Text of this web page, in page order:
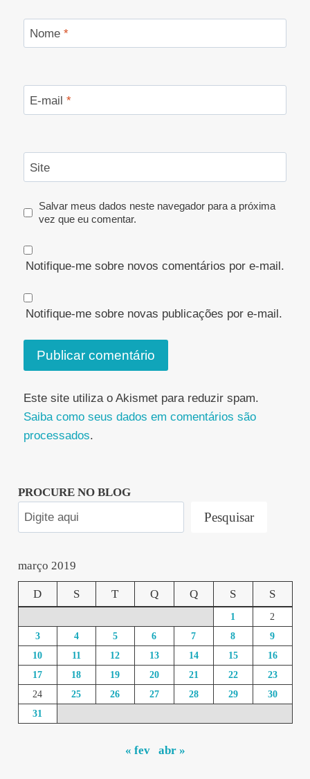
Nome *
E-mail *
Site
Salvar meus dados neste navegador para a próxima
vez que eu comentar.
Notifique-me sobre novos comentários por e-mail.
Notifique-me sobre novas publicações por e-mail.
Este site utiliza o Akismet para reduzir spam.
Saiba como seus dados em comentários são
processados.
PROCURE NO BLOG
Pesquisar
março 2019
D S T Q Q S S
1
2
3
4 5 6 7 8
9
10
11 12 13 14 15
16
17
18 19 20 21 22
23
24
25 26 27 28 29
30
31
« fev abr »